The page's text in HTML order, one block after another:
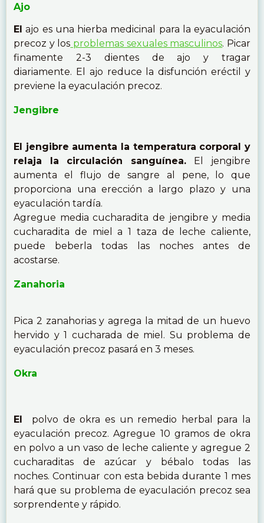
Ajo
El ajo es una hierba medicinal para la eyaculación
precoz y los problemas sexuales masculinos. Picar
finamente 2-3 dientes de ajo y tragar
diariamente. El ajo reduce la disfunción eréctil y
previene la eyaculación precoz.
Jengibre
El jengibre aumenta la temperatura corporal y
relaja la circulación sanguínea. El jengibre
aumenta el flujo de sangre al pene, lo que
proporciona una erección a largo plazo y una
eyaculación tardía.
Agregue media cucharadita de jengibre y media
cucharadita de miel a 1 taza de leche caliente,
puede beberla todas las noches antes de
acostarse.
Zanahoria
Pica 2 zanahorias y agrega la mitad de un huevo
hervido y 1 cucharada de miel. Su problema de
eyaculación precoz pasará en 3 meses.
Okra
El
polvo de okra es un remedio herbal para la
eyaculación precoz. Agregue 10 gramos de okra
en polvo a un vaso de leche caliente y agregue 2
cucharaditas de azúcar y bébalo todas las
noches. Continuar con esta bebida durante 1 mes
hará que su problema de eyaculación precoz sea
sorprendente y rápido.